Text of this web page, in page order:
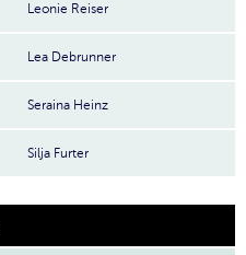
Leonie Reiser
Lea Debrunner
Seraina Heinz
Silja Furter